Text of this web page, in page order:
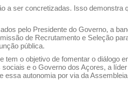
a ser concretizadas. Isso demonstra
pelo Presidente do Governo, a
de Recrutamento e Seleção
pública.
o objetivo de fomentar o diálogo
e o Governo dos Açores, a
autonomia por via da